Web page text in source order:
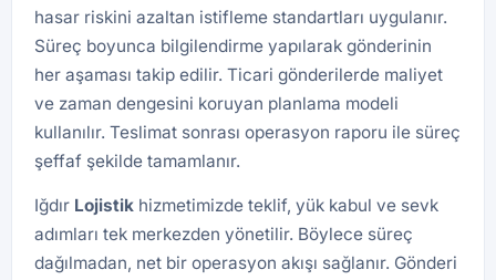
hasar riskini azaltan istifleme standartları uygulanır.
Süreç boyunca bilgilendirme yapılarak gönderinin
her aşaması takip edilir. Ticari gönderilerde maliyet
ve zaman dengesini koruyan planlama modeli
kullanılır. Teslimat sonrası operasyon raporu ile süreç
şeffaf şekilde tamamlanır.
Iğdır Lojistik hizmetimizde teklif, yük kabul ve sevk
adımları tek merkezden yönetilir. Böylece süreç
dağılmadan, net bir operasyon akışı sağlanır. Gönderi